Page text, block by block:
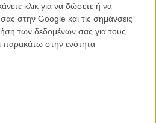
κλικ για να δώσετε ή να
στην Google και τις σημάνσεις
των δεδομένων σας για τους
παρακάτω στην ενότητα